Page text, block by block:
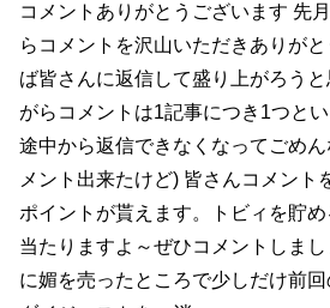
コメントありがとうございます 先
らコメントを沢山いただきありが
ば皆さんに返信して盛り上がろう
がらコメントは1記事につき1つと
途中から返信できなくなってごめ
メント出来たけど) 皆さんコメント
ポイントが貰えます。トビィを貯
当たりますよ～ぜひコメントしま
に媚を売ったところで少しだけ前